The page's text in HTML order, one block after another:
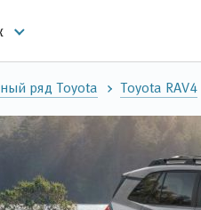
ряд Toyota Toyota RAV4